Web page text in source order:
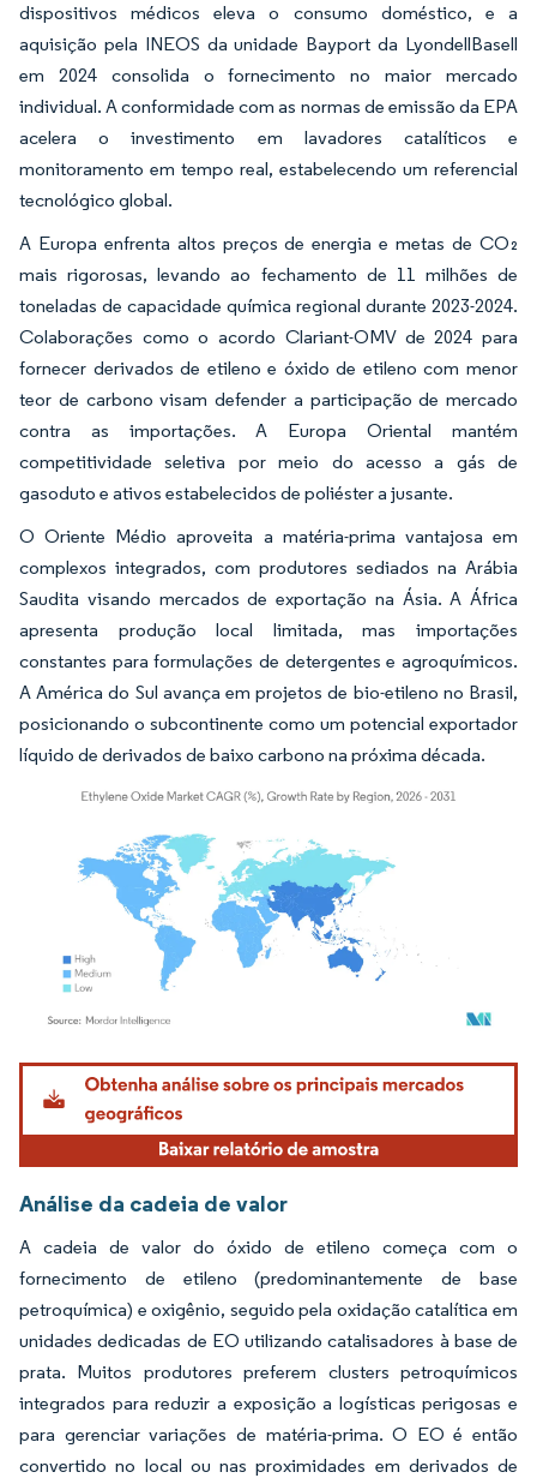
dispositivos médicos eleva o consumo doméstico, e a
aquisição pela INEOS da unidade Bayport da LyondellBasell
em 2024 consolida o fornecimento no maior mercado
individual. A conformidade com as normas de emissão da EPA
acelera o investimento em lavadores catalíticos e
monitoramento em tempo real, estabelecendo um referencial
tecnológico global.
A Europa enfrenta altos preços de energia e metas de CO₂
mais rigorosas, levando ao fechamento de 11 milhões de
toneladas de capacidade química regional durante 2023-2024.
Colaborações como o acordo Clariant-OMV de 2024 para
fornecer derivados de etileno e óxido de etileno com menor
teor de carbono visam defender a participação de mercado
contra as importações. A Europa Oriental mantém
competitividade seletiva por meio do acesso a gás de
gasoduto e ativos estabelecidos de poliéster a jusante.
O Oriente Médio aproveita a matéria-prima vantajosa em
complexos integrados, com produtores sediados na Arábia
Saudita visando mercados de exportação na Ásia. A África
apresenta produção local limitada, mas importações
constantes para formulações de detergentes e agroquímicos.
A América do Sul avança em projetos de bio-etileno no Brasil,
posicionando o subcontinente como um potencial exportador
líquido de derivados de baixo carbono na próxima década.
Imagem © Mordor Intelligence. O reuso requer atribuição conforme CC BY 4.0.
Análise da cadeia de valor
A cadeia de valor do óxido de etileno começa com o
fornecimento de etileno (predominantemente de base
petroquímica) e oxigênio, seguido pela oxidação catalítica em
unidades dedicadas de EO utilizando catalisadores à base de
prata. Muitos produtores preferem clusters petroquímicos
integrados para reduzir a exposição a logísticas perigosas e
para gerenciar variações de matéria-prima. O EO é então
convertido no local ou nas proximidades em derivados de